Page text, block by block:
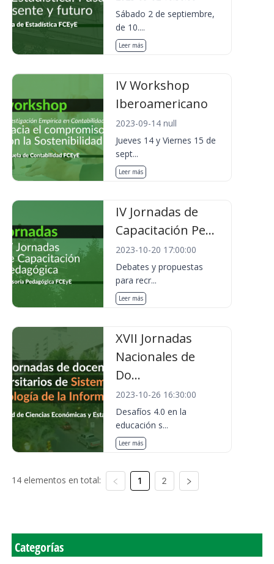
Sábado 2 de septiembre,
de 10....
Leer más
IV Workshop
Iberoamericano
2023-09-14 null
Jueves 14 y Viernes 15 de
sept...
Leer más
IV Jornadas de
Capacitación Pe...
2023-10-20 17:00:00
Debates y propuestas
para recr...
Leer más
XVII Jornadas
Nacionales de
Do...
2023-10-26 16:30:00
Desafíos 4.0 en la
educación s...
Leer más
14 elementos en total: 1 2
Categorías